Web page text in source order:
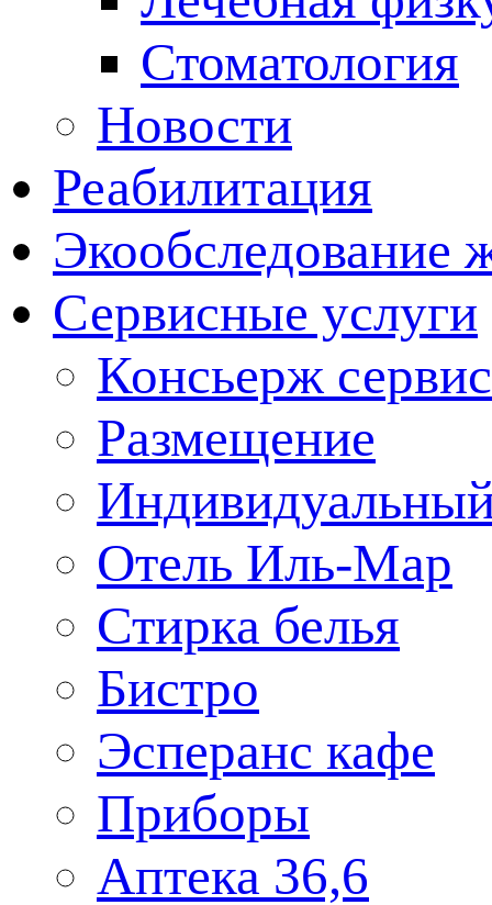
Стоматология
Новости
Реабилитация
Экообследование
Сервисные услуги
Консьерж сервис
Размещение
Отель Иль-Мар
Стирка белья
Бистро
Эсперанс кафе
Приборы
Аптека 36,6